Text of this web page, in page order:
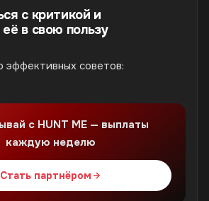
с критикой и
её в свою пользу
эффективных советов:
с HUNT ME — выплаты
каждую неделю
Стать партнёром